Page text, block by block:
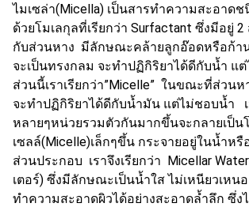
ไมเซล่า(Micella) เป็นสารทำความสะอาด
ด้วยโมเลกุลที่เรียกว่า Surfactant ซึ่งมีอยู่
กับส่วนหาง มีลักษณะคล้ายลูกอ๊อดหรือก้า
จะเป็นทรงกลม จะทำปฏิกิริยาได้ดีกับน้ำ แ
ส่วนนี้เราเรียกว่า”Micelle” ในขณะที่ส่วนห
จะทำปฏิกิริยาได้ดีกับน้ำมัน แต่ไม่ชอบน้ำ
หลายๆหน่วยรวมตัวกันมากขึ้นจะกลายเป็น
เซลล์(Micelle)เล็กๆขึ้น กระจายอยู่ในน้ำหรื
ส่วนประกอบ เราจึงเรียกว่า Micellar
เตอร์) ซึ่งมีลักษณะเป็นน้ำใส ไม่เหนียวเหน
ทำความสะอาดผิวได้อย่างสะอาดล้ำลึก ซึ่ง